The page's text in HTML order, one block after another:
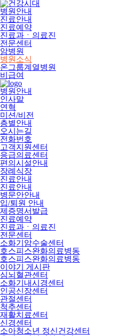
병원안내
진료안내
진료예약
진료과ㆍ의료진
전문센터
암병원
병원소식
온그룹계열병원
비급여
병원안내
인사말
연혁
미션/비전
층별안내
오시는길
전화번호
고객지원센터
응급의료센터
편의시설안내
장례식장
진료안내
진료안내
병문안안내
입/퇴원 안내
제증명서발급
진료예약
진료과ㆍ의료진
전문센터
소화기암수술센터
호스피스완화의료병동
호스피스완화의료병동
이야기 게시판
심뇌혈관센터
소화기내시경센터
인공신장센터
관절센터
척추센터
재활치료센터
신경센터
소아청소년 정신건강센터